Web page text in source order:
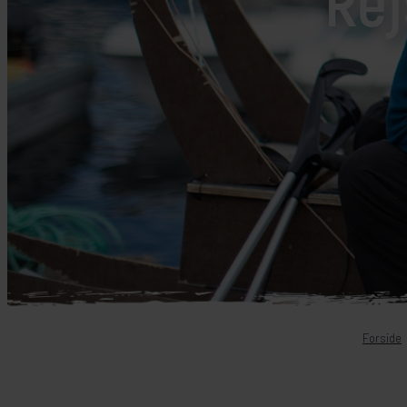
Mellemøsten
Nordamerika
Sydamerika
Bhutan
Bolivia
Borneo
Brasilien
dansk
Forside